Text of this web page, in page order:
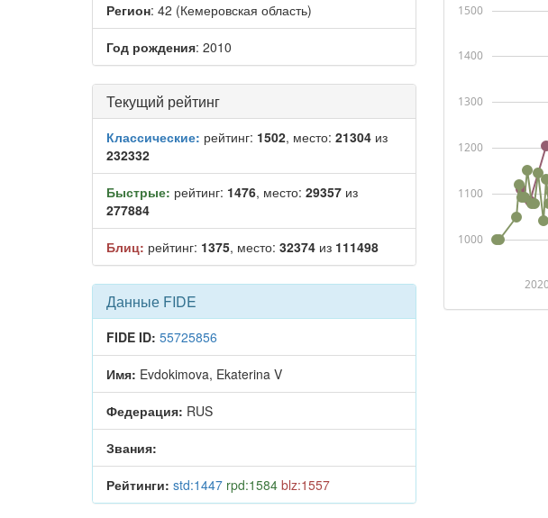
Регион: 42 (Кемеровская область)
Год рождения: 2010
Текущий рейтинг
Классические: рейтинг: 1502, место: 21304 из
232332
Быстрые: рейтинг: 1476, место: 29357 из
277884
Блиц: рейтинг: 1375, место: 32374 из 111498
Данные FIDE
FIDE ID: 55725856
Имя: Evdokimova, Ekaterina V
Федерация: RUS
Звания:
Рейтинги: std:1447 rpd:1584 blz:1557
1000
1100
1200
1300
1400
1500